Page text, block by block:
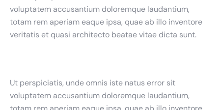
voluptatem accusantium doloremque laudantium,
totam rem aperiam eaque ipsa, quae ab illo inventore
veritatis et quasi architecto beatae vitae dicta sunt.
Ut perspiciatis, unde omnis iste natus error sit
voluptatem accusantium doloremque laudantium,